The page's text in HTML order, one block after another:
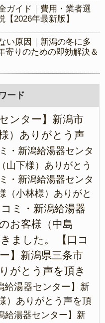
ガイド｜費用・業者選
2026年最新版】
い原因｜新潟の冬に多
寄りのための即効解決＆
ード
ンター】新潟市
）ありがとう声
ミ・新潟給湯器センタ
山下様）ありがとう
ミ・新潟給湯器センタ
（小林様）ありがと
コミ・新潟給湯器
お客様（中島
ました。
【口コ
】新潟県三条市
がとう声を頂き
給湯器センター】新
）ありがとう声を頂
給湯器センター】新